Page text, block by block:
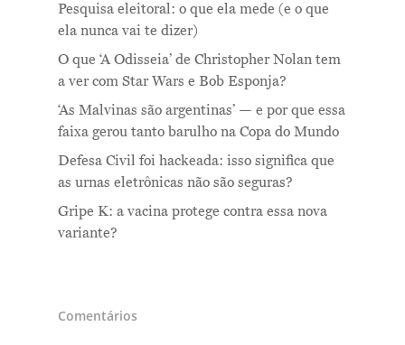
Pesquisa eleitoral: o que ela mede (e o que
ela nunca vai te dizer)
O que ‘A Odisseia’ de Christopher Nolan tem
a ver com Star Wars e Bob Esponja?
‘As Malvinas são argentinas’ — e por que essa
faixa gerou tanto barulho na Copa do Mundo
Defesa Civil foi hackeada: isso significa que
as urnas eletrônicas não são seguras?
Gripe K: a vacina protege contra essa nova
variante?
Comentários